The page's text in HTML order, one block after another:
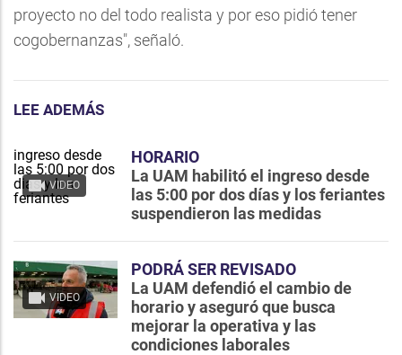
proyecto no del todo realista y por eso pidió tener
cogobernanzas", señaló.
LEE ADEMÁS
VIDEO
HORARIO
La UAM habilitó el ingreso desde
las 5:00 por dos días y los feriantes
suspendieron las medidas
VIDEO
PODRÁ SER REVISADO
La UAM defendió el cambio de
horario y aseguró que busca
mejorar la operativa y las
condiciones laborales